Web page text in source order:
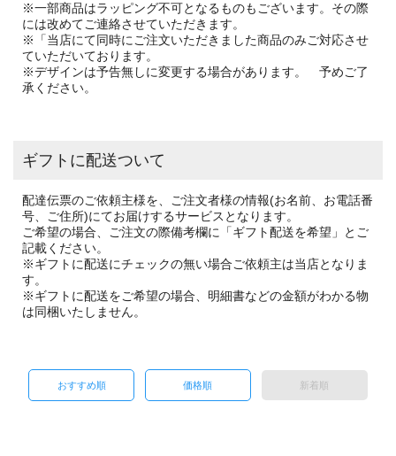
※一部商品はラッピング不可となるものもございます。その際
には改めてご連絡させていただきます。
※「当店にて同時にご注文いただきました商品のみご対応させ
ていただいております。
※デザインは予告無しに変更する場合があります。 予めご了
承ください。
ギフトに配送ついて
配達伝票のご依頼主様を、ご注文者様の情報(お名前、お電話番
号、ご住所)にてお届けするサービスとなります。
ご希望の場合、ご注文の際備考欄に「ギフト配送を希望」とご
記載ください。
※ギフトに配送にチェックの無い場合ご依頼主は当店となりま
す。
※ギフトに配送をご希望の場合、明細書などの金額がわかる物
は同梱いたしません。
おすすめ順 価格順 新着順